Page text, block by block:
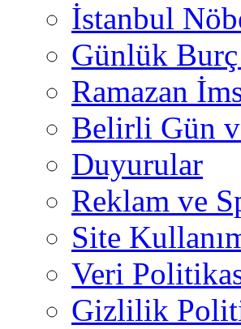
İstanbul
Günlük
Ramazan
Belirli Gün
Duyurular
Reklam ve
Site
Veri
Gizlilik